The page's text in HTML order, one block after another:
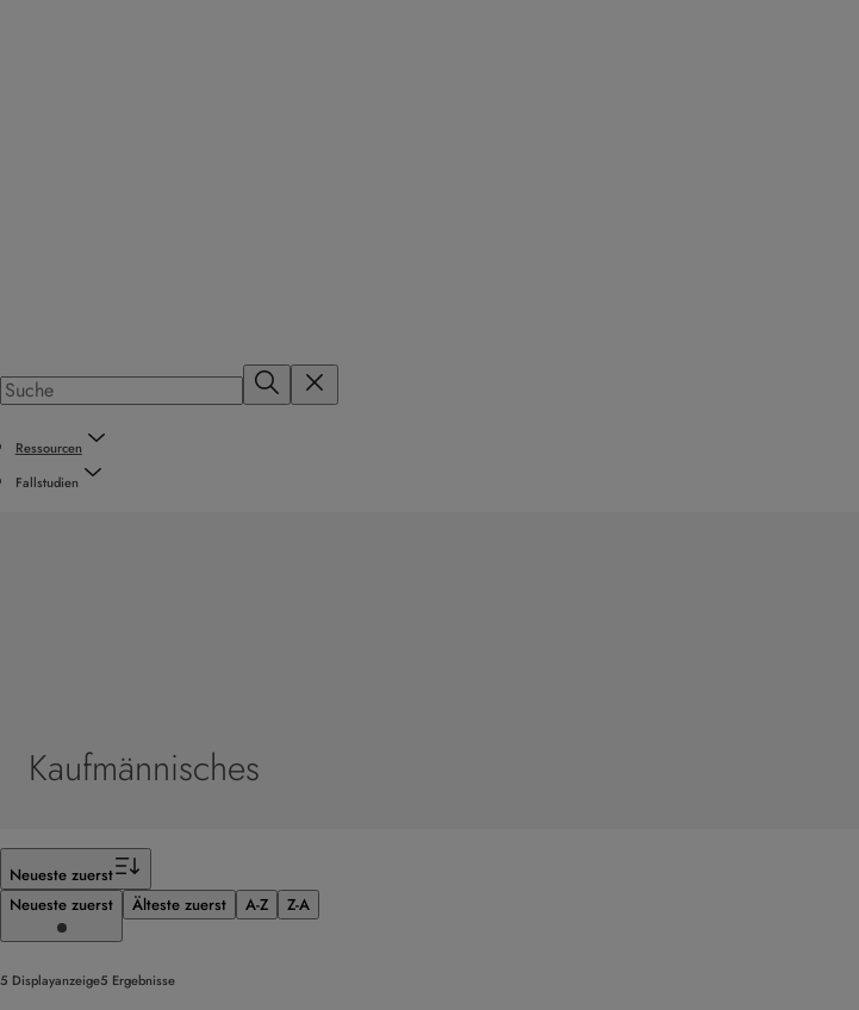
Ressourcen
Fallstudien
Kaufmännisches
Neueste zuerst
Neueste zuerst
Älteste zuerst A-Z Z-A
5 Displayanzeige5 Ergebnisse